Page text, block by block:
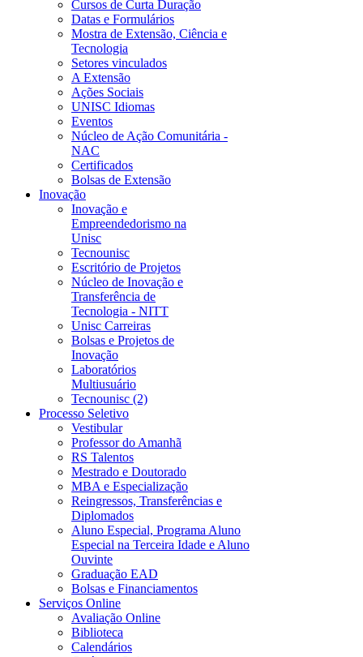
Cursos de Curta Duração
Datas e Formulários
Mostra de Extensão, Ciência e
Tecnologia
Setores vinculados
A Extensão
Ações Sociais
UNISC Idiomas
Eventos
Núcleo de Ação Comunitária -
NAC
Certificados
Bolsas de Extensão
Inovação
Inovação e
Empreendedorismo na
Unisc
Tecnounisc
Escritório de Projetos
Núcleo de Inovação e
Transferência de
Tecnologia - NITT
Unisc Carreiras
Bolsas e Projetos de
Inovação
Laboratórios
Multiusuário
Tecnounisc (2)
Processo Seletivo
Vestibular
Professor do Amanhã
RS Talentos
Mestrado e Doutorado
MBA e Especialização
Reingressos, Transferências e
Diplomados
Aluno Especial, Programa Aluno
Especial na Terceira Idade e Aluno
Ouvinte
Graduação EAD
Bolsas e Financiamentos
Serviços Online
Avaliação Online
Biblioteca
Calendários